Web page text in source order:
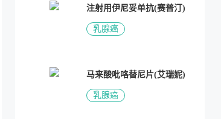
注射用伊尼妥单抗(赛普汀)
乳腺癌
马来酸吡咯替尼片(艾瑞妮)
乳腺癌